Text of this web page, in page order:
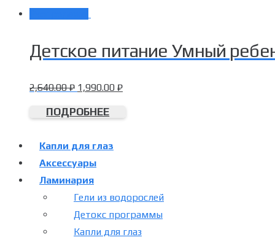
Детское питание Умный
2,640.00₽ 1,990.00 ₽
ПОДРОБНЕЕ
Капли для глаз
Аксессуары
Ламинария
Гели из водорослей
Детокс программы
Капли для глаз